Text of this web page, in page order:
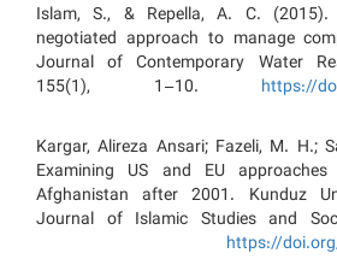
Islam, S., & Repella, A. C.
negotiated approach to manage
Journal of Contemporary Water
155(1), 1–10. https://
Kargar, Alireza Ansari; Fazeli, M. H.;
Examining US and EU
Afghanistan after 2001. Kunduz
Journal of Islamic Studies and
https://